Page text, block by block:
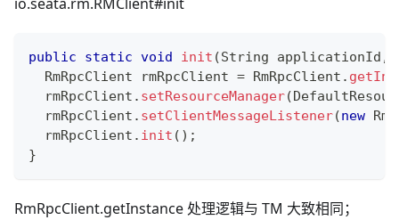
public static void init (String applicationId ,
RmRpcClient rmRpcClient = RmRpcClient .
  rmRpcClient
. setResourceManager(
  rmRpcClient
. setClientMessageListener(new
  rmRpcClient
. init ( ) ;
}
RmRpcClient.getInstance 处理逻辑与 TM 大致相同；